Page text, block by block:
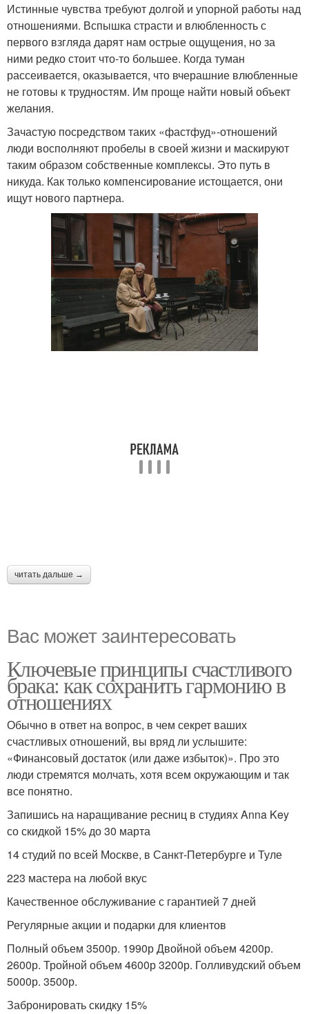
Истинные чувства требуют долгой и упорной работы над
отношениями. Вспышка страсти и влюбленность с
первого взгляда дарят нам острые ощущения, но за
ними редко стоит что-то большее. Когда туман
рассеивается, оказывается, что вчерашние влюбленные
не готовы к трудностям. Им проще найти новый объект
желания.
Зачастую посредством таких «фастфуд»-отношений
люди восполняют пробелы в своей жизни и маскируют
таким образом собственные комплексы. Это путь в
никуда. Как только компенсирование истощается, они
ищут нового партнера.
читать дальше →
Вас может заинтересовать
Ключевые принципы счастливого
брака: как сохранить гармонию в
отношениях
Обычно в ответ на вопрос, в чем секрет ваших
счастливых отношений, вы вряд ли услышите:
«Финансовый достаток (или даже избыток)». Про это
люди стремятся молчать, хотя всем окружающим и так
все понятно.
Запишись на наращивание ресниц в студиях Anna Key
со скидкой 15% до 30 марта
14 студий по всей Москве, в Санкт-Петербурге и Туле
223 мастера на любой вкус
Качественное обслуживание с гарантией 7 дней
Регулярные акции и подарки для клиентов
Полный объем 3500р. 1990р Двойной объем 4200р.
2600р. Тройной объем 4600р 3200р. Голливудский объем
5000р. 3500р.
Забронировать скидку 15%